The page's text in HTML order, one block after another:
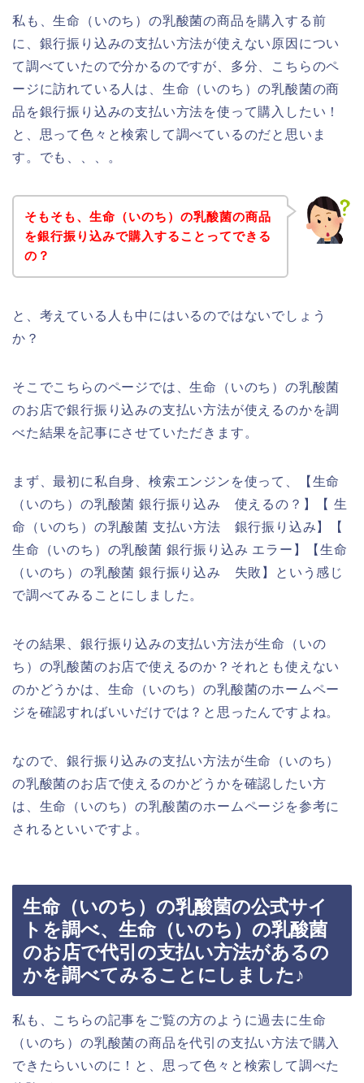
私も、生命（いのち）の乳酸菌の商品を購入する前
に、銀行振り込みの支払い方法が使えない原因につい
て調べていたので分かるのですが、多分、こちらのペ
ージに訪れている人は、生命（いのち）の乳酸菌の商
品を銀行振り込みの支払い方法を使って購入したい！
と、思って色々と検索して調べているのだと思いま
す。でも、、、。
そもそも、生命（いのち）の乳酸菌の商品
を銀行振り込みで購入することってできる
の？
と、考えている人も中にはいるのではないでしょう
か？
そこでこちらのページでは、生命（いのち）の乳酸菌
のお店で銀行振り込みの支払い方法が使えるのかを調
べた結果を記事にさせていただきます。
まず、最初に私自身、検索エンジンを使って、【生命
（いのち）の乳酸菌 銀行振り込み 使えるの？】【 生
命（いのち）の乳酸菌 支払い方法 銀行振り込み】【
生命（いのち）の乳酸菌 銀行振り込み エラー】【生命
（いのち）の乳酸菌 銀行振り込み 失敗】という感じ
で調べてみることにしました。
その結果、銀行振り込みの支払い方法が生命（いの
ち）の乳酸菌のお店で使えるのか？それとも使えない
のかどうかは、生命（いのち）の乳酸菌のホームペー
ジを確認すればいいだけでは？と思ったんですよね。
なので、銀行振り込みの支払い方法が生命（いのち）
の乳酸菌のお店で使えるのかどうかを確認したい方
は、生命（いのち）の乳酸菌のホームページを参考に
されるといいですよ。
生命（いのち）の乳酸菌の公式サイ
トを調べ、生命（いのち）の乳酸菌
のお店で代引の支払い方法があるの
かを調べてみることにしました♪
私も、こちらの記事をご覧の方のように過去に生命
（いのち）の乳酸菌の商品を代引の支払い方法で購入
できたらいいのに！と、思って色々と検索して調べた